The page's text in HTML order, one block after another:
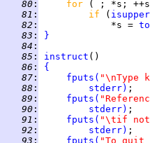
  80
:
for
  81
: if ( isupper
  82
:
             *s =
  83
:
}
  84
:
  85
: instruct
  86
:
{
  87
: fputs ( "\nType
  88
: stderr)
  89
: fputs (
  90
: stderr)
  91
: fputs ( "\tif
  92
: stderr)
  93
: fputs ( "To quit